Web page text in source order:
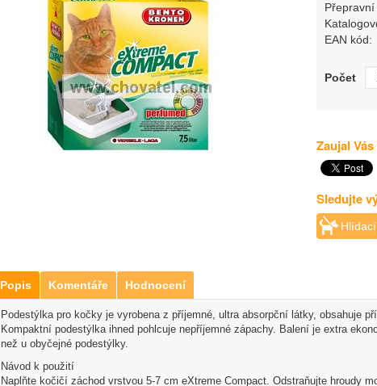
EAN kód:
Počet
Zaujal
Sledujte
Popis Komentáře Hodnocení
Podestýlka pro kočky je vyrobena z příjemné, ultra absorpční látky, obsahuje
Kompaktní podestýlka ihned pohlcuje nepříjemné zápachy. Balení je extra
než u obyčejné podestýlky.
Návod k použití
Naplňte kočičí záchod vrstvou 5-7 cm eXtreme Compact. Odstraňujte hroudy